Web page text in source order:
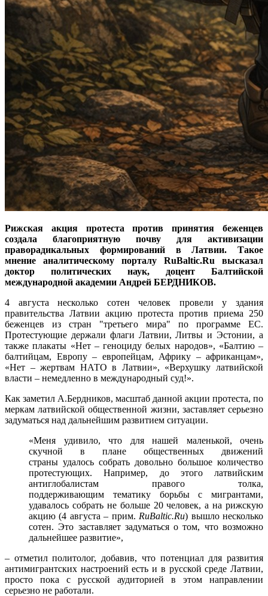
Рижская акция протеста против принятия беженцев
создала благоприятную почву для активизации
праворадикальных формирований в Латвии. Такое
мнение аналитическому порталу RuBaltic.Ru высказал
доктор политических наук, доцент Балтийской
международной академии Андрей БЕРДНИКОВ.
4 августа несколько сотен человек провели у здания
правительства Латвии акцию протеста против приема 250
беженцев из стран "третьего мира" по программе ЕС.
Протестующие держали флаги Латвии, Литвы и Эстонии, а
также плакаты «Нет – геноциду белых народов», «Балтию –
балтийцам, Европу – европейцам, Африку – африканцам»,
«Нет – жертвам НАТО в Латвии», «Верхушку латвийской
власти – немедленно в международный суд!».
Как заметил А.Бердников, масштаб данной акции протеста, по
меркам латвийской общественной жизни, заставляет серьезно
задуматься над дальнейшим развитием ситуации.
«Меня удивило, что для нашей маленькой, очень
скучной в плане общественных движений
страны удалось собрать довольно большое количество
протестующих. Например, до этого латвийским
антиглобалистам правого толка,
поддерживающим тематику борьбы с мигрантами,
удавалось собрать не больше 20 человек, а на рижскую
акцию (4 августа – прим. RuBaltic.Ru) вышло несколько
сотен. Это заставляет задуматься о том, что возможно
дальнейшее развитие»,
– отметил политолог, добавив, что потенциал для развития
антимигрантских настроений есть и в русской среде Латвии,
просто пока с русской аудиторией в этом направлении
серьезно не работали.